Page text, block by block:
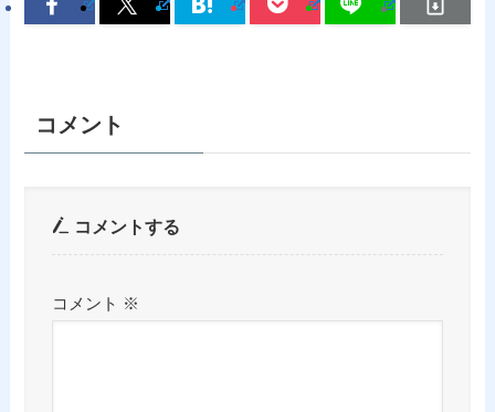
コメント
コメントする
コメント ※